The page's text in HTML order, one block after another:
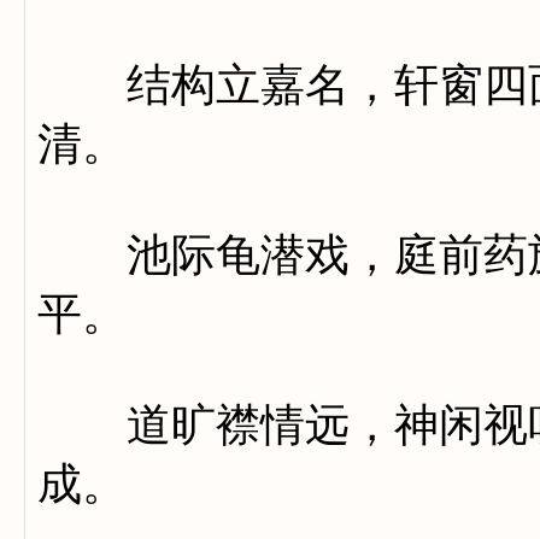
结构立嘉名，轩窗四
清。
池际龟潜戏，庭前药
平。
道旷襟情远，神闲视
成。